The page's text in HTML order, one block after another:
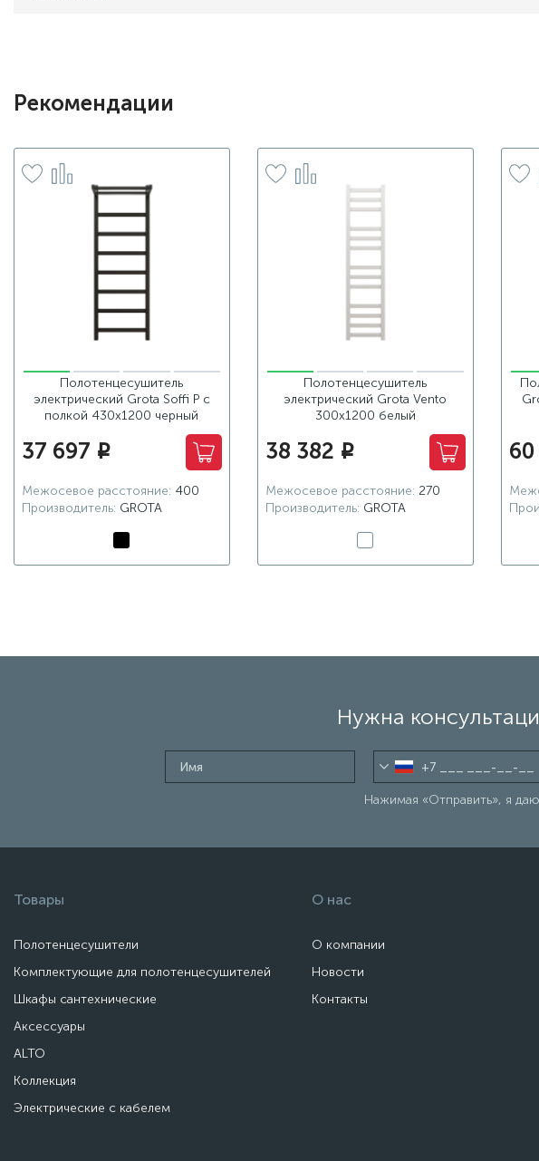
Рекомендации
Полотенцесушитель
электрический Grota Soffi P с
полкой 430x1200 черный
37 697 i
Межосевое расстояние: 400
Производитель: GROTA
Полотенцесушитель
электрический Grota Vento
300x1200 белый
38 382 i
Межосевое расстояние: 270
Производитель: GROTA
Нужна
Нажимая «Отправить», я
Товары
Полотенцесушители
Комплектующие для полотенцесушителей
Шкафы сантехнические
Аксессуары
ALTO
Коллекция
Электрические с кабелем
О нас
О компании
Новости
Контакты